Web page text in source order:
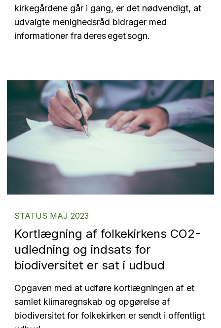
kirkegårdene går i gang, er det nødvendigt, at
udvalgte menighedsråd bidrager med
informationer fra deres eget sogn.
STATUS MAJ 2023
Kortlægning af folkekirkens CO2-
udledning og indsats for
biodiversitet er sat i udbud
Opgaven med at udføre kortlægningen af et
samlet klimaregnskab og opgørelse af
biodiversitet for folkekirken er sendt i offentligt